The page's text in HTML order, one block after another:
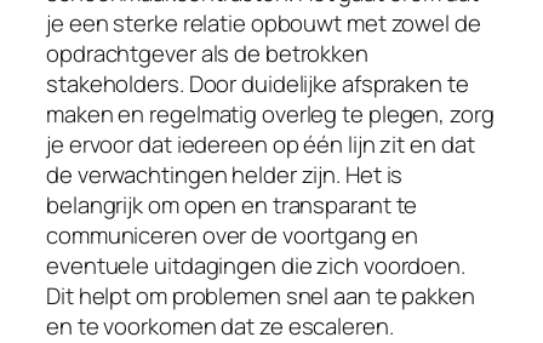
je een sterke relatie opbouwt met zowel de
opdrachtgever als de betrokken
stakeholders. Door duidelijke afspraken te
maken en regelmatig overleg te plegen, zorg
je ervoor dat iedereen op één lijn zit en dat
de verwachtingen helder zijn. Het is
belangrijk om open en transparant te
communiceren over de voortgang en
eventuele uitdagingen die zich voordoen.
Dit helpt om problemen snel aan te pakken
en te voorkomen dat ze escaleren.